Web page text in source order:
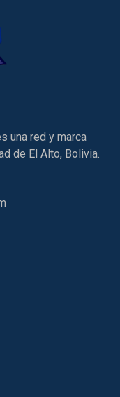
una red y marca
de El Alto, Bolivia.